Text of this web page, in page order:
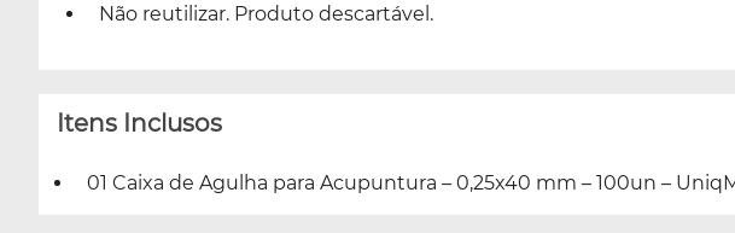
Não reutilizar. Produto descartável.
Itens Inclusos
01 Caixa de Agulha para Acupuntura – 0,25x40 mm – 100un –